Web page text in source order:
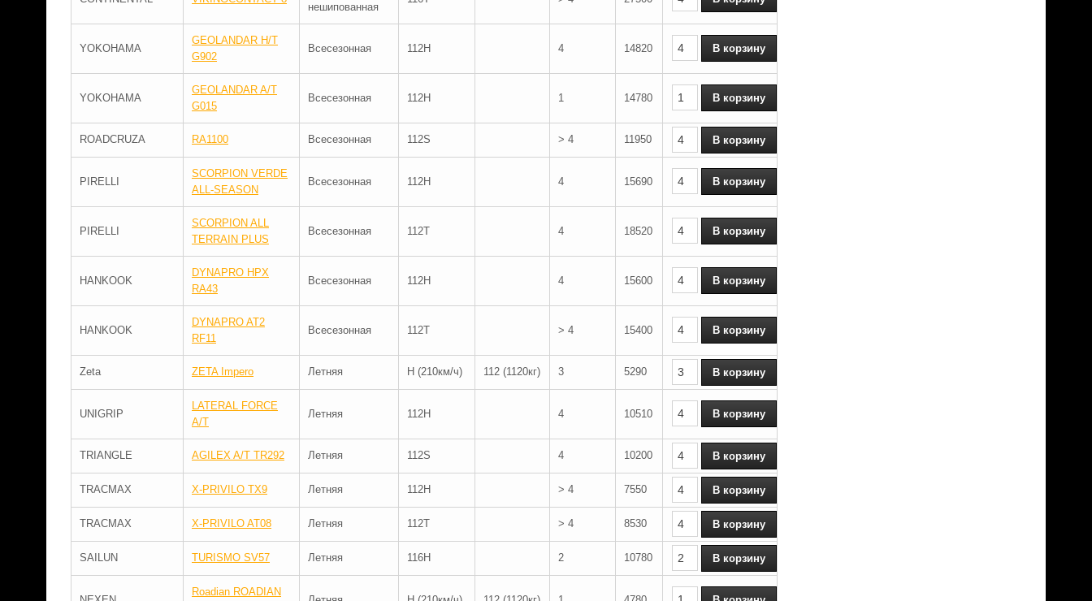
нешипованная
YOKOHAMA
GEOLANDAR H/T
G902
Всесезонная 112H 4 14820
YOKOHAMA
GEOLANDAR A/T
G015
Всесезонная 112H 1 14780
ROADCRUZA RA1100 Всесезонная 112S > 4 11950
PIRELLI
SCORPION VERDE
ALL-SEASON
Всесезонная 112H 4 15690
PIRELLI
SCORPION ALL
TERRAIN PLUS
Всесезонная 112T 4 18520
HANKOOK
DYNAPRO HPX
RA43
Всесезонная 112H 4 15600
HANKOOK
DYNAPRO AT2
RF11
Всесезонная 112T > 4 15400
Zeta ZETA Impero Летняя H (210км/ч) 112 (1120кг) 3 5290
UNIGRIP
LATERAL FORCE
A/T
Летняя 112H 4 10510
TRIANGLE AGILEX A/T TR292 Летняя 112S 4 10200
TRACMAX X-PRIVILO TX9 Летняя 112H > 4 7550
TRACMAX X-PRIVILO AT08 Летняя 112T > 4 8530
SAILUN TURISMO SV57 Летняя 116H 2 10780
Roadian ROADIAN